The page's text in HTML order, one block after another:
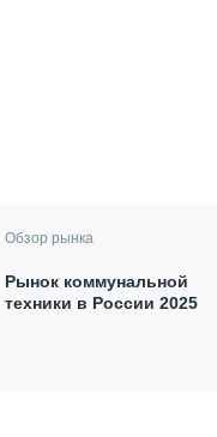
Обзор рынка
Рынок коммунальной
техники в России 2025